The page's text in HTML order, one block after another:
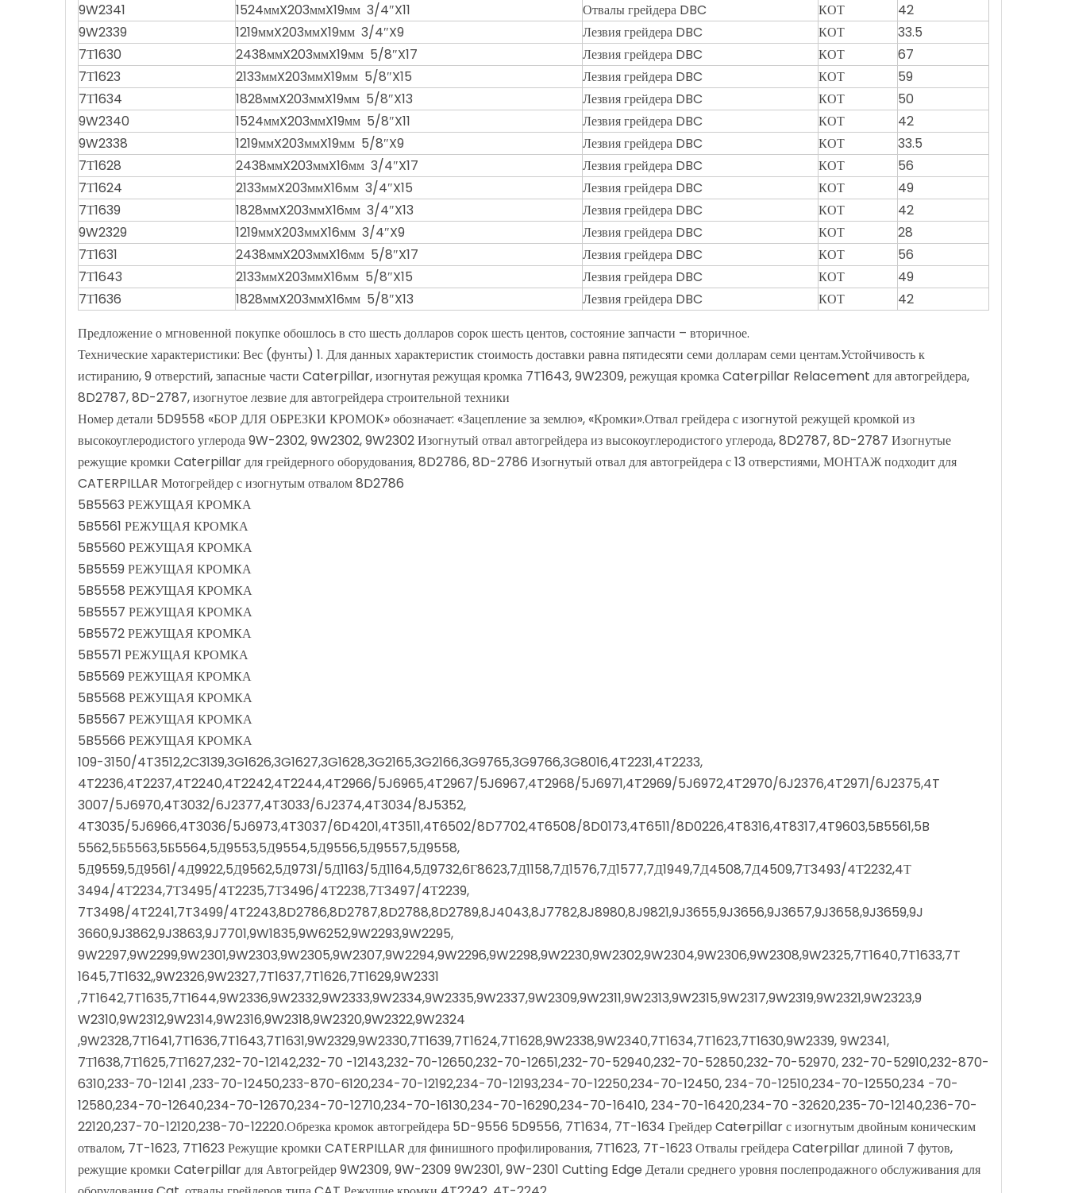
9W2341
1524ммX203ммX19мм 3/4″X11 Отвалы грейдера DBC КОТ
42
9W2339
1219ммX203ммX19мм 3/4″X9 Лезвия грейдера DBC КОТ
33.5
7Т1630
2438ммX203ммX19мм 5/8″X17 Лезвия грейдера DBC КОТ
67
7Т1623
2133ммX203ммX19мм 5/8″X15 Лезвия грейдера DBC КОТ
59
7Т1634
1828ммX203ммX19мм 5/8″X13 Лезвия грейдера DBC КОТ
50
9W2340
1524ммX203ммX19мм 5/8″X11 Лезвия грейдера DBC КОТ
42
9W2338
1219ммX203ммX19мм 5/8″X9 Лезвия грейдера DBC КОТ
33.5
7Т1628
2438ммX203ммX16мм 3/4″X17 Лезвия грейдера DBC КОТ
56
7Т1624
2133ммX203ммX16мм 3/4″X15 Лезвия грейдера DBC КОТ
49
7Т1639
1828ммX203ммX16мм 3/4″X13 Лезвия грейдера DBC КОТ
42
9W2329
1219ммX203ммX16мм 3/4″X9 Лезвия грейдера DBC КОТ
28
7Т1631
2438ммX203ммX16мм 5/8″X17 Лезвия грейдера DBC КОТ
56
7Т1643
2133ммX203ммX16мм 5/8″X15 Лезвия грейдера DBC КОТ
49
7Т1636
1828ммX203ммX16мм 5/8″X13 Лезвия грейдера DBC КОТ
42
Предложение о мгновенной покупке обошлось в сто шесть долларов сорок шесть центов, состояние запчасти – вторичное.
Технические характеристики: Вес (фунты) 1. Для данных характеристик стоимость доставки равна пятидесяти семи долларам семи центам.Устойчивость к
истиранию, 9 отверстий, запасные части Caterpillar, изогнутая режущая кромка 7T1643, 9W2309, режущая кромка Caterpillar Relacement для автогрейдера,
8D2787, 8D-2787, изогнутое лезвие для автогрейдера строительной техники
Номер детали 5D9558 «БОР ДЛЯ ОБРЕЗКИ КРОМОК» обозначает: «Зацепление за землю», «Кромки».Отвал грейдера с изогнутой режущей кромкой из
высокоуглеродистого углерода 9W-2302, 9W2302, 9W2302 Изогнутый отвал автогрейдера из высокоуглеродистого углерода, 8D2787, 8D-2787 Изогнутые
режущие кромки Caterpillar для грейдерного оборудования, 8D2786, 8D-2786 Изогнутый отвал для автогрейдера с 13 отверстиями, МОНТАЖ подходит для
CATERPILLAR Мотогрейдер с изогнутым отвалом 8D2786
5B5563 РЕЖУЩАЯ КРОМКА
5B5561 РЕЖУЩАЯ КРОМКА
5B5560 РЕЖУЩАЯ КРОМКА
5B5559 РЕЖУЩАЯ КРОМКА
5B5558 РЕЖУЩАЯ КРОМКА
5B5557 РЕЖУЩАЯ КРОМКА
5B5572 РЕЖУЩАЯ КРОМКА
5B5571 РЕЖУЩАЯ КРОМКА
5B5569 РЕЖУЩАЯ КРОМКА
5B5568 РЕЖУЩАЯ КРОМКА
5B5567 РЕЖУЩАЯ КРОМКА
5B5566 РЕЖУЩАЯ КРОМКА
109-3150/4T3512,2C3139,3G1626,3G1627,3G1628,3G2165,3G2166,3G9765,3G9766,3G8016,4T2231,4T2233,
4T2236,4T2237,4T2240,4T2242,4T2244,4T2966/5J6965,4T2967/5J6967,4T2968/5J6971,4T2969/5J6972,4T2970/6J2376,4T2971/6J2375,4T
3007/5J6970,4T3032/6J2377,4T3033/6J2374,4T3034/8J5352,
4T3035/5J6966,4T3036/5J6973,4T3037/6D4201,4T3511,4T6502/8D7702,4T6508/8D0173,4T6511/8D0226,4T8316,4T8317,4T9603,5B5561,5B
5562,5Б5563,5Б5564,5Д9553,5Д9554,5Д9556,5Д9557,5Д9558,
5Д9559,5Д9561/4Д9922,5Д9562,5Д9731/5Д1163/5Д1164,5Д9732,6Г8623,7Д1158,7Д1576,7Д1577,7Д1949,7Д4508,7Д4509,7Т3493/4Т2232,4Т
3494/4Т2234,7Т3495/4Т2235,7Т3496/4Т2238,7Т3497/4Т2239,
7T3498/4T2241,7T3499/4T2243,8D2786,8D2787,8D2788,8D2789,8J4043,8J7782,8J8980,8J9821,9J3655,9J3656,9J3657,9J3658,9J3659,9J
3660,9J3862,9J3863,9J7701,9W1835,9W6252,9W2293,9W2295,
9W2297,9W2299,9W2301,9W2303,9W2305,9W2307,9W2294,9W2296,9W2298,9W2230,9W2302,9W2304,9W2306,9W2308,9W2325,7T1640,7T1633,7T
1645,7T1632,,9W2326,9W2327,7T1637,7T1626,7T1629,9W2331
,7T1642,7T1635,7T1644,9W2336,9W2332,9W2333,9W2334,9W2335,9W2337,9W2309,9W2311,9W2313,9W2315,9W2317,9W2319,9W2321,9W2323,9
W2310,9W2312,9W2314,9W2316,9W2318,9W2320,9W2322,9W2324
,9W2328,7T1641,7T1636,7T1643,7T1631,9W2329,9W2330,7T1639,7T1624,7T1628,9W2338,9W2340,7T1634,7T1623,7T1630,9W2339, 9W2341,
7Т1638,7Т1625,7Т1627,232-70-12142,232-70 -12143,232-70-12650,232-70-12651,232-70-52940,232-70-52850,232-70-52970, 232-70-52910,232-870-
6310,233-70-12141 ,233-70-12450,233-870-6120,234-70-12192,234-70-12193,234-70-12250,234-70-12450, 234-70-12510,234-70-12550,234 -70-
12580,234-70-12640,234-70-12670,234-70-12710,234-70-16130,234-70-16290,234-70-16410, 234-70-16420,234-70 -32620,235-70-12140,236-70-
22120,237-70-12120,238-70-12220.Обрезка кромок автогрейдера 5D-9556 5D9556, 7T1634, 7T-1634 Грейдер Caterpillar с изогнутым двойным коническим
отвалом, 7T-1623, 7T1623 Режущие кромки CATERPILLAR для финишного профилирования, 7T1623, 7T-1623 Отвалы грейдера Caterpillar длиной 7 футов,
режущие кромки Caterpillar для Автогрейдер 9W2309, 9W-2309 9W2301, 9W-2301 Cutting Edge Детали среднего уровня послепродажного обслуживания для